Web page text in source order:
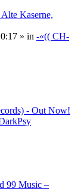
Kaserne,
» in -«(( CH-
- Out Now!
99 Music –